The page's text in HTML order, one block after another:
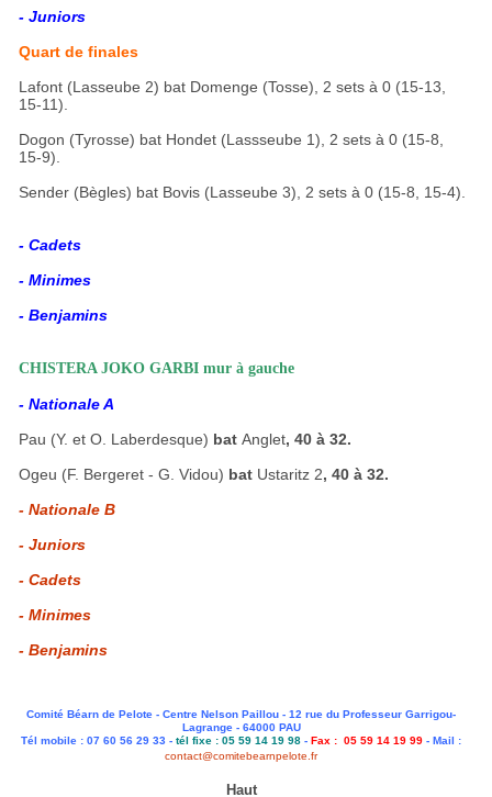
- Juniors
Quart de finales
Lafont (Lasseube 2) bat Domenge (Tosse), 2 sets à 0 (15-13,
15-11).
Dogon (Tyrosse) bat Hondet (Lassseube 1), 2 sets à 0 (15-8,
15-9).
Sender (Bègles) bat Bovis (Lasseube 3), 2 sets à 0 (15-8, 15-4).
- Cadets
- Minimes
- Benjamins
CHISTERA JOKO GARBI mur à gauche
- Nationale A
Pau (Y. et O. Laberdesque) batAnglet, 40 à 32.
Ogeu (F. Bergeret - G. Vidou) bat Ustaritz 2, 40 à 32.
- Nationale B
- Juniors
- Cadets
- Minimes
- Benjamins
Comité Béarn de Pelote - Centre Nelson Paillou - 12 rue du Professeur Garrigou-
Lagrange - 64000 PAU
Tél mobile : 07 60 56 29 33 - tél fixe : 05 59 14 19 98 - Fax : 05 59 14 19 99 - Mail :
contact@comitebearnpelote.fr
Haut